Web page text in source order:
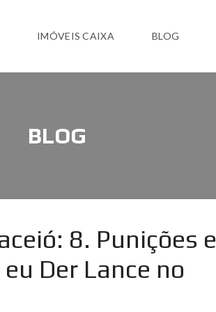
IMÓVEIS CAIXA BLOG
BLOG
8. Punições e
Der Lance no